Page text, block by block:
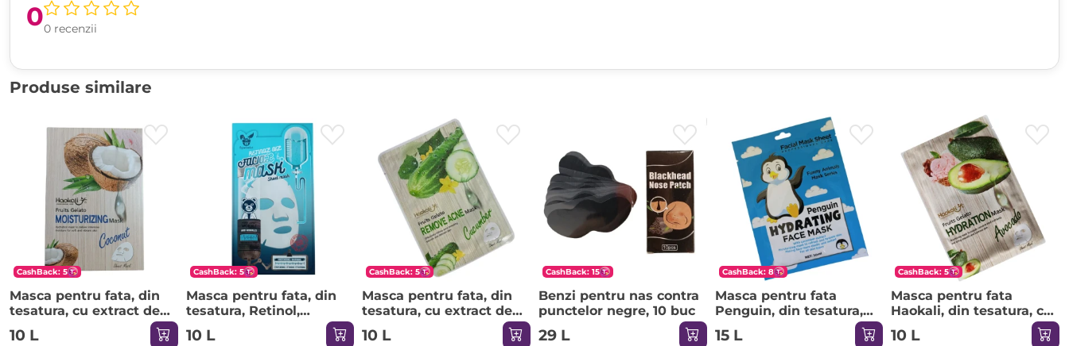
00 recenzii
Produse similare
CashBack: 5
Masca pentru fata, din
tesatura, cu extract de
cocos, HA3007
10 L
CashBack: 5
Masca pentru fata, din
tesatura, Retinol,
HA3136
10 L
CashBack: 5
Masca pentru fata, din
tesatura, cu extract de
castraveti, HA3011
10 L
CashBack: 15
Benzi pentru nas contra
punctelor negre, 10 buc
29 L
CashBack: 8
Masca pentru fata
Penguin, din tesatura,
hidratare, HA3042
15 L
CashBack: 5
Masca pentru fata
Haokali, din tesatura, cu
avocado, HA3010
10 L